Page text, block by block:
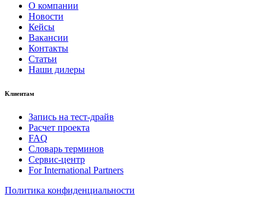
О компании
Новости
Кейсы
Вакансии
Контакты
Статьи
Наши дилеры
Клиентам
Запись на тест-драйв
Расчет проекта
FAQ
Словарь терминов
Сервис-центр
For International Partners
Политика конфиденциальности